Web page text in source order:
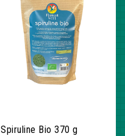
Spiruline Bio 370 g